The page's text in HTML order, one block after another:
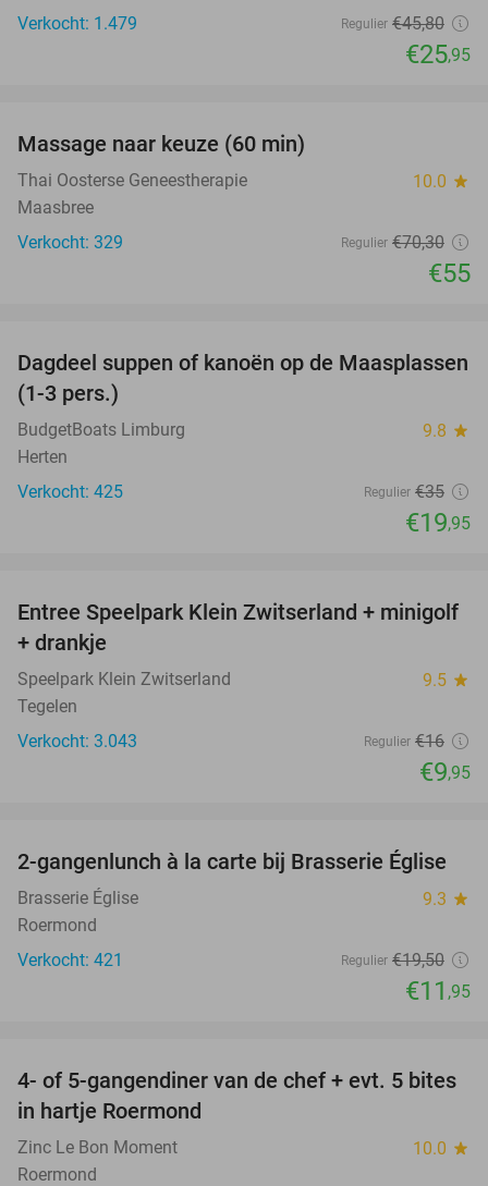
Verkocht: 1.479
Regulier €45,80
€25,95
Massage naar keuze (60 min)
Thai Oosterse Geneestherapie 10.0 star
Maasbree
Verkocht: 329
Regulier €70,30
€55
43%
Dagdeel suppen of kanoën op de Maasplassen
(1-3 pers.)
BudgetBoats Limburg 9.8 star
Herten
Verkocht: 425
Regulier €35
€19,95
38%
Entree Speelpark Klein Zwitserland + minigolf
+ drankje
Speelpark Klein Zwitserland 9.5 star
Tegelen
Verkocht: 3.043
Regulier €16
€9,95
39%
2-gangenlunch à la carte bij Brasserie Église
Brasserie Église 9.3 star
Roermond
Verkocht: 421
Regulier €19,50
€11 ,95
21%
4- of 5-gangendiner van de chef + evt. 5 bites
in hartje Roermond
Zinc Le Bon Moment 10.0 star
Roermond